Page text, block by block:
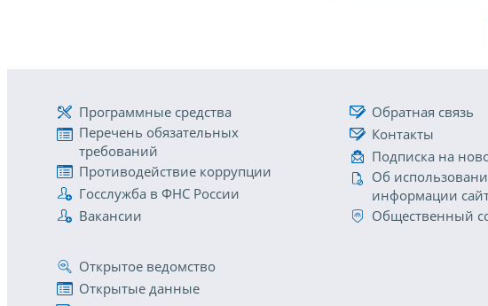
Программные средства
Перечень обязательных
требований
Противодействие коррупции
Госслужба в ФНС России
Вакансии
Обратная связь
Контакты
Подписка на
Об
информации
Общественный
Открытое ведомство
Открытые данные